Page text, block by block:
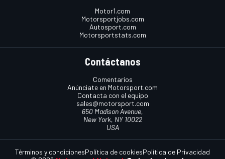
Motor1.com
Motorsportjobs.com
Autosport.com
Motorsportstats.com
Contáctanos
Comentarios
Anúnciate en Motorsport.com
Contacta con el equipo
sales@motorsport.com
650 Madison Avenue,
New York, NY 10022
USA
Términos y condicionesPolítica de cookiesPolítica de Privacidad